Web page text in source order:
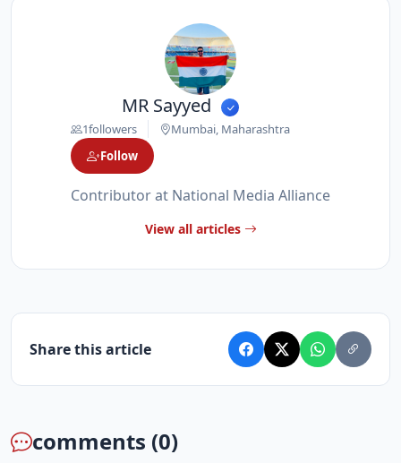
MR Sayyed
1followers
Mumbai, Maharashtra
Follow
Contributor at National Media Alliance
View all articles
Share this article
comments (0)